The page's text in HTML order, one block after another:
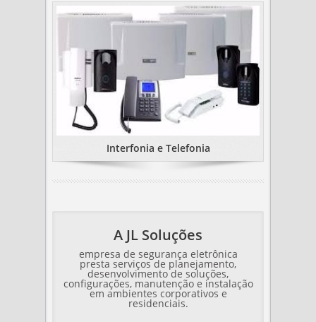
Interfonia e Telefonia
A JL Soluções
empresa de segurança eletrônica
presta serviços de planejamento,
desenvolvimento de soluções,
configurações, manutenção e instalação
em ambientes corporativos e
residenciais.